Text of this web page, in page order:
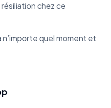
résiliation chez ce
quel moment et